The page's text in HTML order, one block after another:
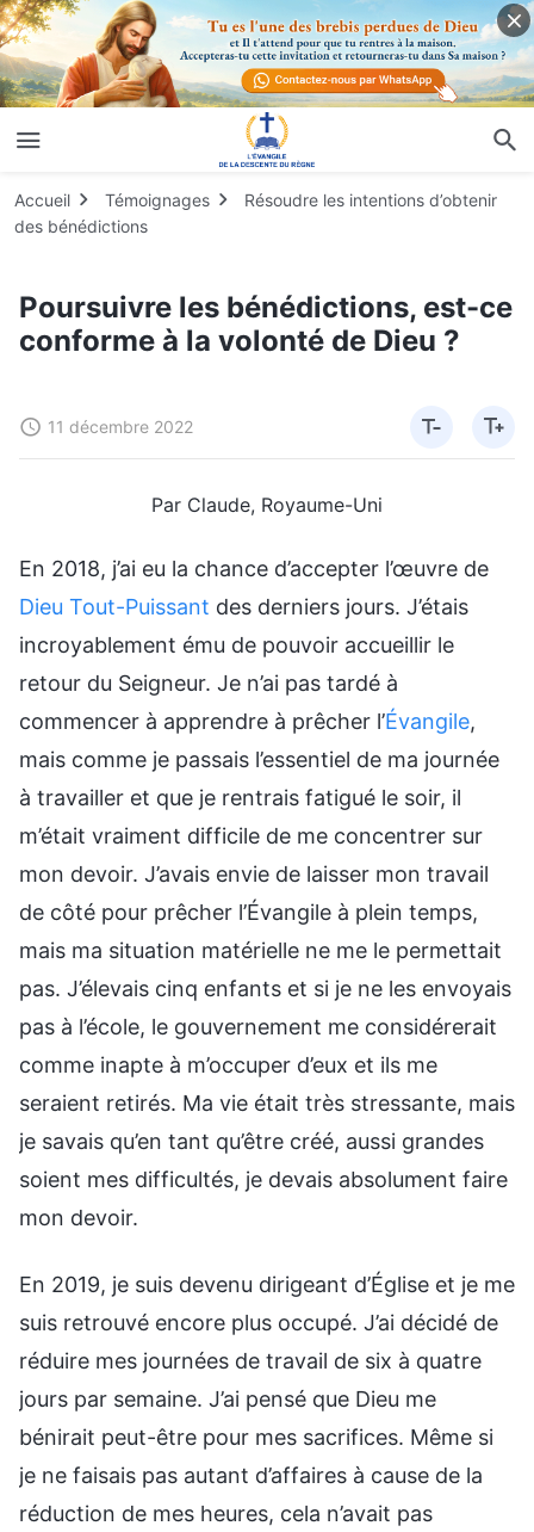
Accueil Témoignages
Résoudre les intentions d’obtenir
des bénédictions
Poursuivre les bénédictions, est-ce
conforme à la volonté de Dieu ?
11 décembre 2022
Par Claude, Royaume-Uni
En 2018, j’ai eu la chance d’accepter l’œuvre de
Dieu Tout-Puissant des derniers jours. J’étais
incroyablement ému de pouvoir accueillir le
retour du Seigneur. Je n’ai pas tardé à
commencer à apprendre à prêcher l’Évangile,
mais comme je passais l’essentiel de ma journée
à travailler et que je rentrais fatigué le soir, il
m’était vraiment difficile de me concentrer sur
mon devoir. J’avais envie de laisser mon travail
de côté pour prêcher l’Évangile à plein temps,
mais ma situation matérielle ne me le permettait
pas. J’élevais cinq enfants et si je ne les envoyais
pas à l’école, le gouvernement me considérerait
comme inapte à m’occuper d’eux et ils me
seraient retirés. Ma vie était très stressante, mais
je savais qu’en tant qu’être créé, aussi grandes
soient mes difficultés, je devais absolument faire
mon devoir.
En 2019, je suis devenu dirigeant d’Église et je me
suis retrouvé encore plus occupé. J’ai décidé de
réduire mes journées de travail de six à quatre
jours par semaine. J’ai pensé que Dieu me
bénirait peut-être pour mes sacrifices. Même si
je ne faisais pas autant d’affaires à cause de la
réduction de mes heures, cela n’avait pas